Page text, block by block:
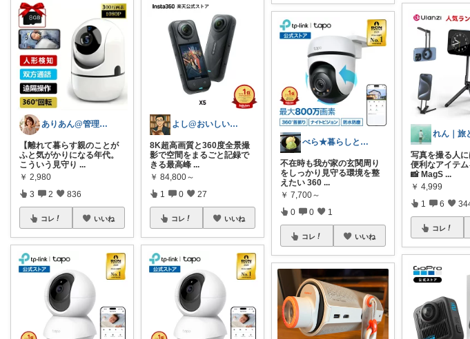
ありあん@管理職シンママの手間なし生活
【離れて暮らす親のことが
ふと気がかりになる年代。
こういう見守り ...
￥ 2,980
3 2 836
コレ いいね
よし@おいしいもの大好き
8K超高画質と360度全景撮
影で空間をまるごと記録で
きる最高峰 ...
￥ 84,800～
1 0 27
コレ いいね
べら★暮らしと食べもの
不在時も我が家の玄関周り
をしっかり見守る環境を整
えたい 360 ...
￥ 7,700～
0 0 1
コレ いいね
写真を撮る人
便利なアイテ
📸 MagS ...
￥ 4,999
1 6
コレ